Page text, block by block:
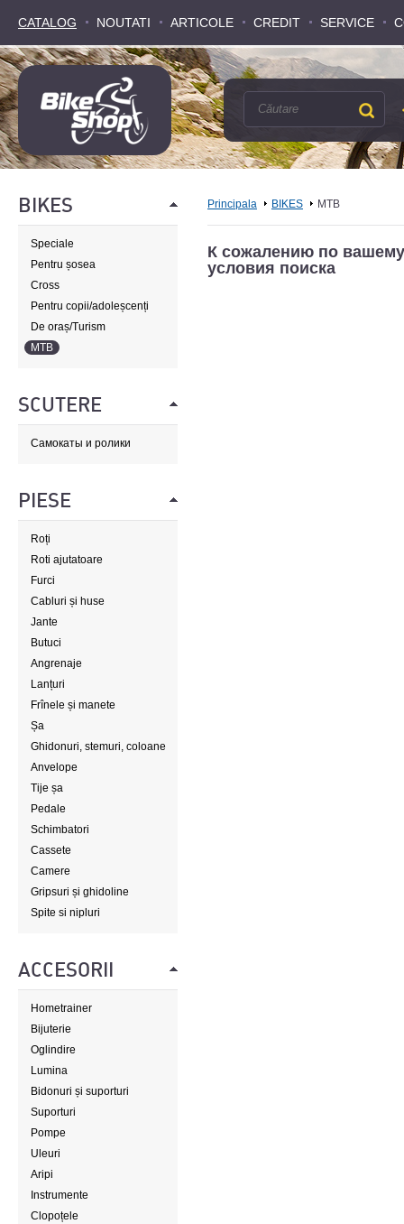
CATALOG NOUTATI ARTICOLE CREDIT SERVICE
CATALOG NOUTATI ARTICOLE CREDIT SERVICE
BIKES
Speciale
Pentru șosea
Cross
Pentru copii/adoleșcenți
De oraș/Turism
MTB
SCUTERE
Самокаты и ролики
PIESE
Roți
Roti ajutatoare
Furci
Cabluri și huse
Jante
Butuci
Angrenaje
Lanțuri
Frînele și manete
Șa
Ghidonuri, stemuri, coloane
de direcție
Anvelope
Tije șa
Pedale
Schimbatori
Cassete
Camere
Gripsuri și ghidoline
Spite si nipluri
ACCESORII
Hometrainer
Bijuterie
Oglindire
Lumina
Bidonuri și suporturi
Suporturi
Pompe
Uleuri
Aripi
Instrumente
Clopoțele
Principala BIKES MTB
К сожалению по вашему
условия поиска